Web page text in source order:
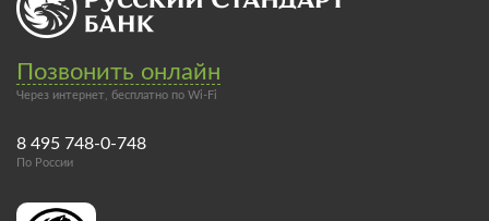
Позвонить онлайн
Через интернет, бесплатно по Wi-Fi
8 495 748-0-748
По России